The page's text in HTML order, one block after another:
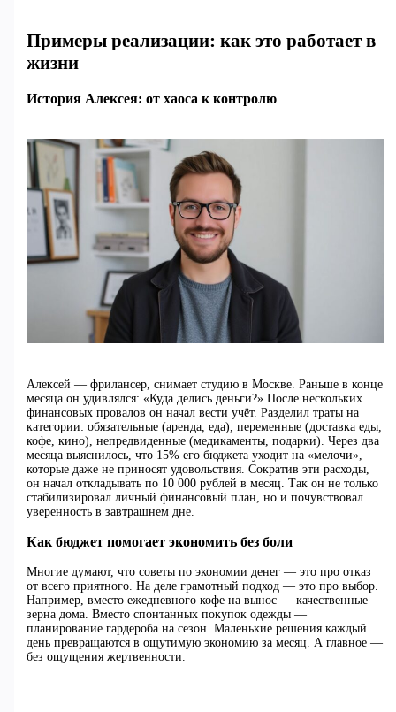
Примеры реализации: как это работает в
жизни
История Алексея: от хаоса к контролю
Алексей — фрилансер, снимает студию в Москве. Раньше в конце
месяца он удивлялся: «Куда делись деньги?» После нескольких
финансовых провалов он начал вести учёт. Разделил траты на
категории: обязательные (аренда, еда), переменные (доставка еды,
кофе, кино), непредвиденные (медикаменты, подарки). Через два
месяца выяснилось, что 15% его бюджета уходит на «мелочи»,
которые даже не приносят удовольствия. Сократив эти расходы,
он начал откладывать по 10 000 рублей в месяц. Так он не только
стабилизировал личный финансовый план, но и почувствовал
уверенность в завтрашнем дне.
Как бюджет помогает экономить без боли
Многие думают, что советы по экономии денег — это про отказ
от всего приятного. На деле грамотный подход — это про выбор.
Например, вместо ежедневного кофе на вынос — качественные
зерна дома. Вместо спонтанных покупок одежды —
планирование гардероба на сезон. Маленькие решения каждый
день превращаются в ощутимую экономию за месяц. А главное —
без ощущения жертвенности.